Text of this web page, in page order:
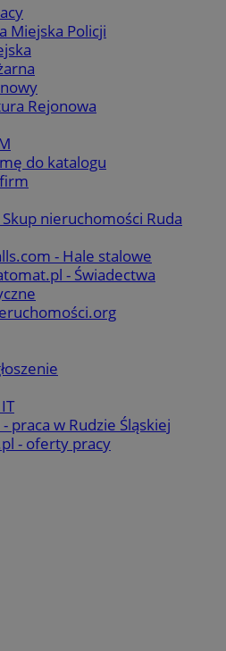
Miejska Policji
Rejonowa
do katalogu
Skup nieruchomości Ruda
- Hale stalowe
- Świadectwa
praca w Rudzie Śląskiej
- oferty pracy